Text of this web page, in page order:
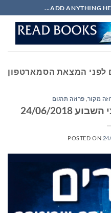
ADD ANYTHING
לפני המצאת הסמארטפון
מקור פרוזה תרגום
06/2018
POSTED ON